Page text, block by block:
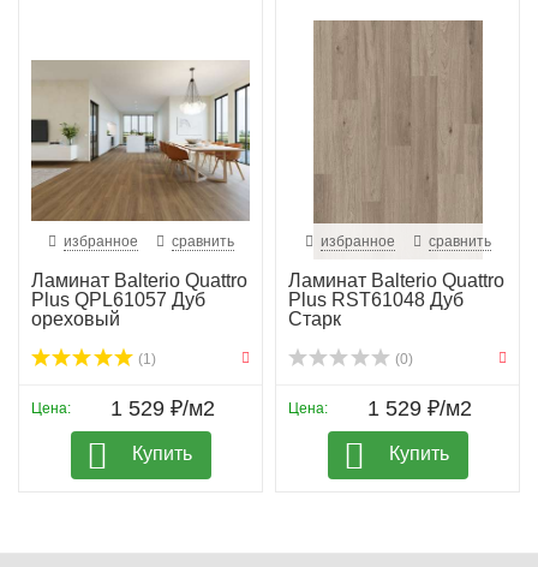
избранное сравнить
Ламинат Balterio Quattro
Plus QPL61057 Дуб
ореховый
(1)
Цена: 1 529 ₽/м2
Купить
избранное сравнить
Ламинат Balterio Quattro
Plus RST61048 Дуб
Старк
(0)
Цена: 1 529 ₽/м2
Купить